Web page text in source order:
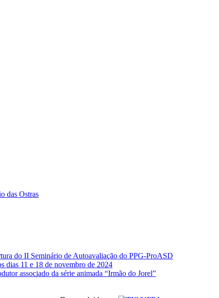
das Ostras
do II Seminário de Autoavaliação do PPG-ProASD
dias 11 e 18 de novembro de 2024
associado da série animada “Irmão do Jorel”